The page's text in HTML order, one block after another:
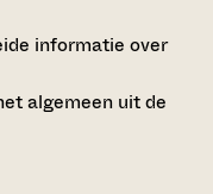
informatie over
algemeen uit de